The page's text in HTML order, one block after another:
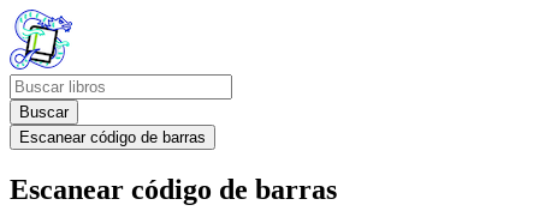
Buscar
Escanear código de barras
Escanear código de barras